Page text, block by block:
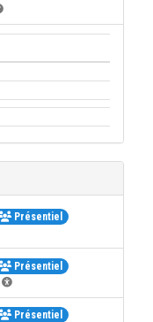
Présentiel
Présentiel
Présentiel